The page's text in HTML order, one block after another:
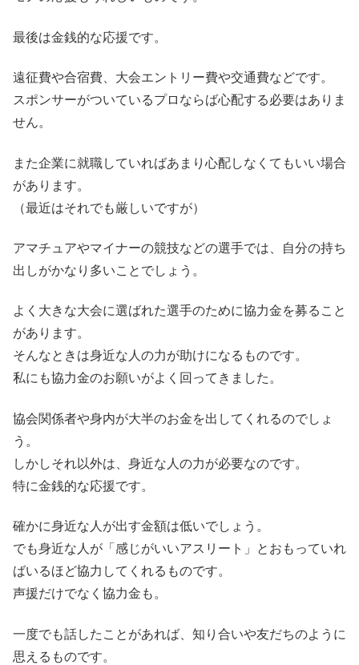
最後は金銭的な応援です。
遠征費や合宿費、大会エントリー費や交通費などです。
スポンサーがついているプロならば心配する必要はありま
せん。
また企業に就職していればあまり心配しなくてもいい場合
があります。
（最近はそれでも厳しいですが）
アマチュアやマイナーの競技などの選手では、自分の持ち
出しがかなり多いことでしょう。
よく大きな大会に選ばれた選手のために協力金を募ること
があります。
そんなときは身近な人の力が助けになるものです。
私にも協力金のお願いがよく回ってきました。
協会関係者や身内が大半のお金を出してくれるのでしょ
う。
しかしそれ以外は、身近な人の力が必要なのです。
特に金銭的な応援です。
確かに身近な人が出す金額は低いでしょう。
でも身近な人が「感じがいいアスリート」とおもっていれ
ばいるほど協力してくれるものです。
声援だけでなく協力金も。
一度でも話したことがあれば、知り合いや友だちのように
思えるものです。